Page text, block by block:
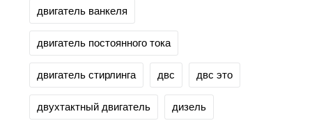
двигатель ванкеля
двигатель постоянного тока
двигатель стирлинга двс двс это
двухтактный двигатель дизель